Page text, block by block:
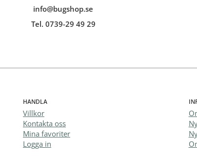
info@bugshop.se
Tel. 0739-29 49 29
HANDLA
Villkor
Kontakta oss
Mina favoriter
Logga in